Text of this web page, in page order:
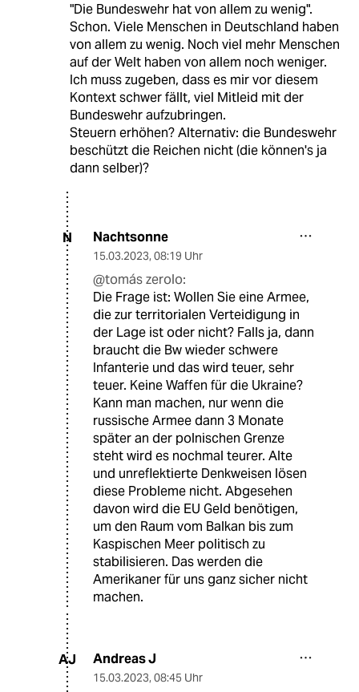
"Die Bundeswehr hat von allem zu wenig".
Schon. Viele Menschen in Deutschland haben
von allem zu wenig. Noch viel mehr Menschen
auf der Welt haben von allem noch weniger.
Ich muss zugeben, dass es mir vor diesem
Kontext schwer fällt, viel Mitleid mit der
Bundeswehr aufzubringen.
Steuern erhöhen? Alternativ: die Bundeswehr
beschützt die Reichen nicht (die können's ja
dann selber)?
N Nachtsonne
15.03.2023, 08:19 Uhr
@tomás zerolo:
Die Frage ist: Wollen Sie eine Armee,
die zur territorialen Verteidigung in
der Lage ist oder nicht? Falls ja, dann
braucht die Bw wieder schwere
Infanterie und das wird teuer, sehr
teuer. Keine Waffen für die Ukraine?
Kann man machen, nur wenn die
russische Armee dann 3 Monate
später an der polnischen Grenze
steht wird es nochmal teurer. Alte
und unreflektierte Denkweisen lösen
diese Probleme nicht. Abgesehen
davon wird die EU Geld benötigen,
um den Raum vom Balkan bis zum
Kaspischen Meer politisch zu
stabilisieren. Das werden die
Amerikaner für uns ganz sicher nicht
machen.
AJ Andreas J
15.03.2023, 08:45 Uhr